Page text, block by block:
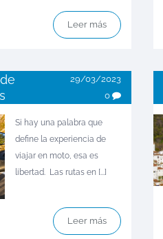
Leer más
29/03/2023
0
Si hay una palabra que
define la experiencia de
viajar en moto, esa es
libertad. Las rutas en [...]
Leer más